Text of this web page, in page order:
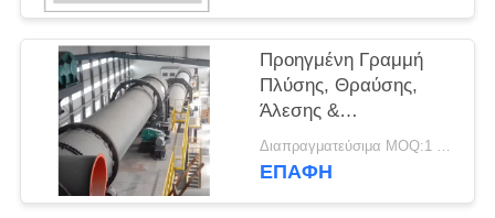
ΑΠΟΡΡΉΤΟΥ
Προηγμένη Γραμμή
Πλύσης, Θραύσης,
Άλεσης &
Διαχωρισμού
Μεταλλευμάτων -
Διαπραγματεύσιμα MOQ:1 ομάδα
ΕΠΑΦΉ